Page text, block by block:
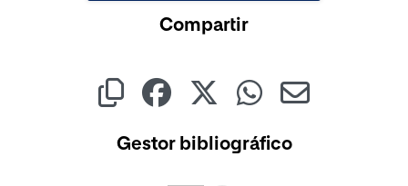
Compartir
Gestor bibliográfico